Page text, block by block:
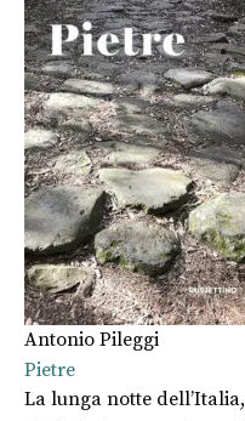
Antonio Pileggi
Pietre
La lunga notte